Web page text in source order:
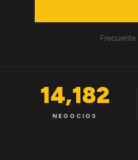
Frecuente:
14,182
NEGOCIOS